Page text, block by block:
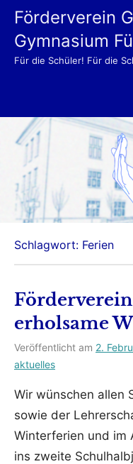
Zum
springen
Förderverein
Gymnasium
Für die Schüler! Für die
Schlagwort: Ferien
erholsame
Veröffentlicht am 2.
aktuelles
Wir wünschen allen
sowie der
Winterferien und im
ins zweite